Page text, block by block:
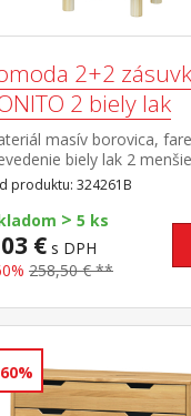
2+2
2 biely lak
masív borovica,
biely lak 2
zásuvky s kovovými
produktu: 324261B
> 5 ks
€ s DPH
258,50 € **